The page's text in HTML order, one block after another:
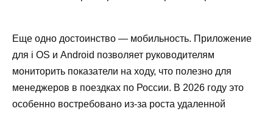
Еще одно достоинство — мобильность. Приложение
для i OS и Android позволяет руководителям
мониторить показатели на ходу, что полезно для
менеджеров в поездках по России. В 2026 году это
особенно востребовано из-за роста удаленной